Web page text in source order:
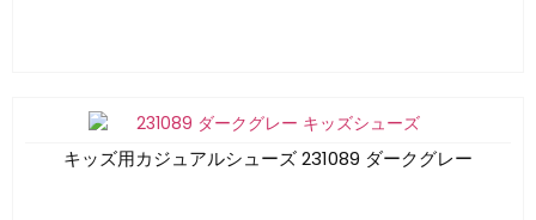
キッズ用カジュアルシューズ 231089 ダークグレー